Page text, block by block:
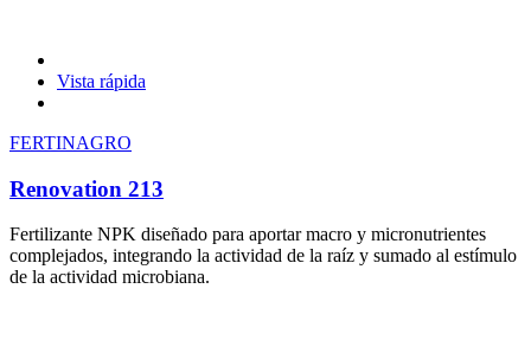
Vista rápida
FERTINAGRO
Renovation 213
Fertilizante NPK diseñado para aportar macro y micronutrientes
complejados, integrando la actividad de la raíz y sumado al estímulo
de la actividad microbiana.